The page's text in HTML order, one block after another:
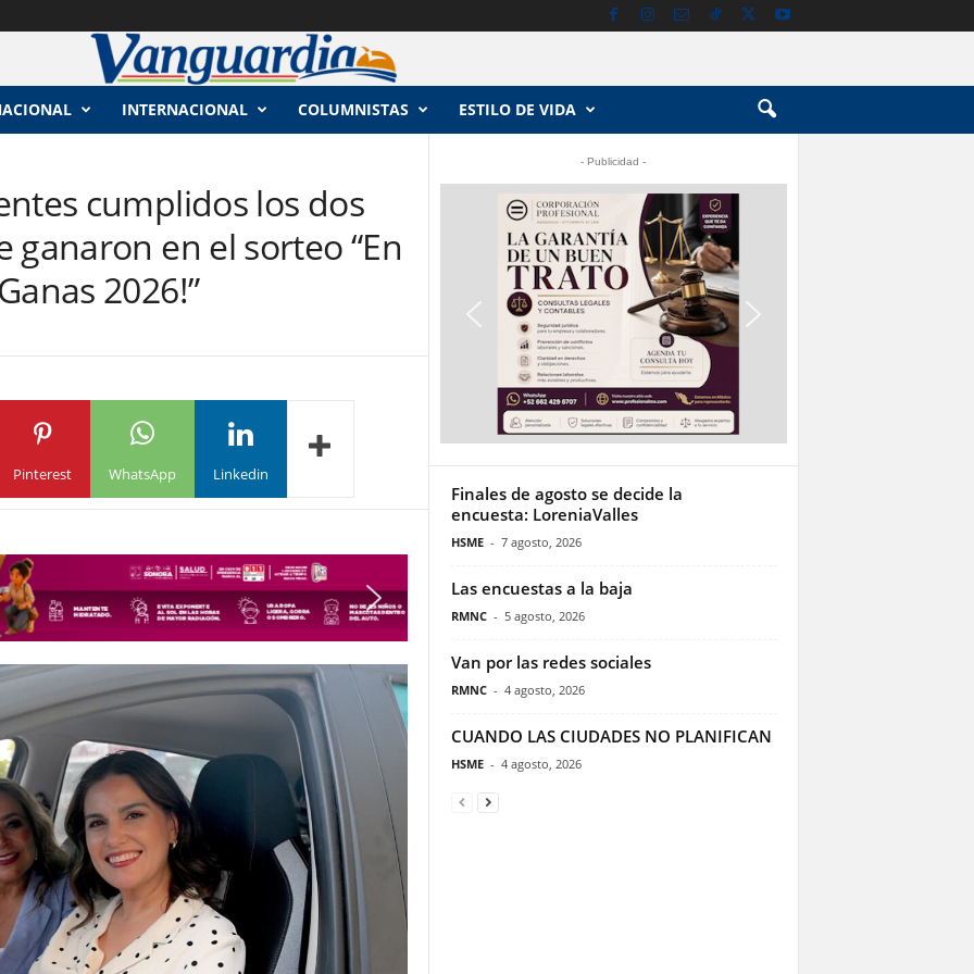
INTERNACIONAL COLUMNISTAS ESTILO DE VIDA
cumplidos los dos
ganaron en el sorteo “En
2026!”
Pinterest WhatsApp Linkedin
- Publicidad -
Finales de agosto se decide la
encuesta: LoreniaValles
HSME - 7 agosto, 2026
Las encuestas a la baja
RMNC - 5 agosto, 2026
Van por las redes sociales
RMNC - 4 agosto, 2026
CUANDO LAS CIUDADES NO PLANIFICAN
HSME - 4 agosto, 2026